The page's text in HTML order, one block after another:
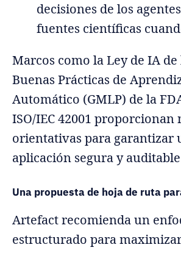
decisiones de los
fuentes científicas
Marcos como la Ley de IA de
Buenas Prácticas de
Automático (GMLP) de la
ISO/IEC 42001 proporcionan
orientativas para garantizar
aplicación segura y
Una propuesta de hoja de ruta
Artefact recomienda un
estructurado para